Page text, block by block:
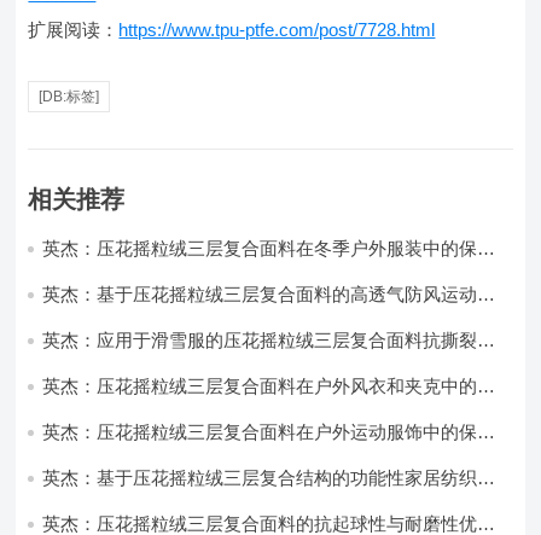
扩展阅读： https://www.tpu-ptfe.com/post/7728.html
[DB:标签]
相关推荐
英杰：压花摇粒绒三层复合面料在冬季户外服装中的保暖
英杰：基于压花摇粒绒三层复合面料的高透气防风运动服
英杰：应用于滑雪服的压花摇粒绒三层复合面料抗撕裂与
英杰：压花摇粒绒三层复合面料在户外风衣和夹克中的应
英杰：压花摇粒绒三层复合面料在户外运动服饰中的保暖
英杰：基于压花摇粒绒三层复合结构的功能性家居纺织品
英杰：压花摇粒绒三层复合面料的抗起球性与耐磨性优化